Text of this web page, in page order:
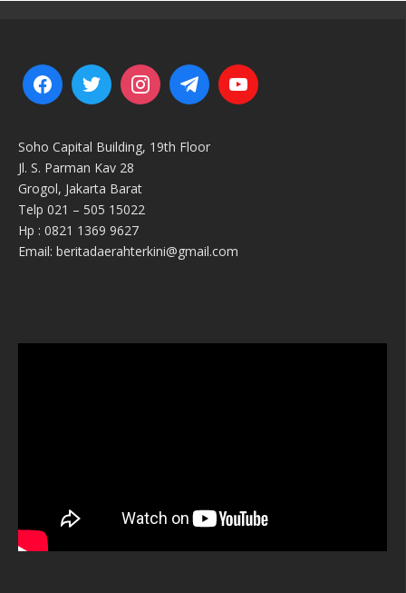
Soho Capital Building, 19th Floor
Jl. S. Parman Kav 28
Grogol, Jakarta Barat
Telp 021 – 505 15022
Hp : 0821 1369 9627
Email: beritadaerahterkini@gmail.com